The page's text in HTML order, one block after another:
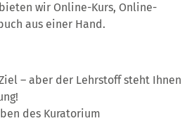
wir Online-Kurs, Online-
aus einer Hand.
– aber der Lehrstoff steht Ihnen
des Kuratorium